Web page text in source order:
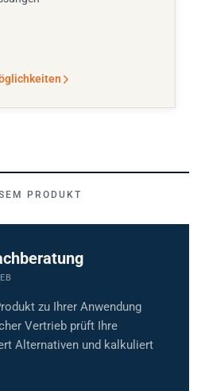
PRODUKT
zu Ihrer Anwendung
Vertrieb prüft Ihre
Alternativen und kalkuliert